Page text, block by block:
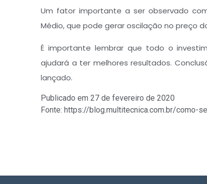
Um fator importante a ser observado
Médio, que pode gerar oscilação no preço
É importante lembrar que todo o
ajudará a ter melhores resultados.
lançado.
Publicado em 27 de fevereiro de 2020
Fonte: https://blog.multitecnica.com.br/como-